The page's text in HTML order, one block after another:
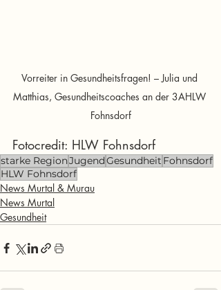
Vorreiter in Gesundheitsfragen! – Julia und
Matthias, Gesundheitscoaches an der 3AHLW
Fohnsdorf
Fotocredit: HLW Fohnsdorf
starke RegionJugendGesundheit Fohnsdorf
HLW Fohnsdorf
News Murtal & Murau
News Murtal
Gesundheit